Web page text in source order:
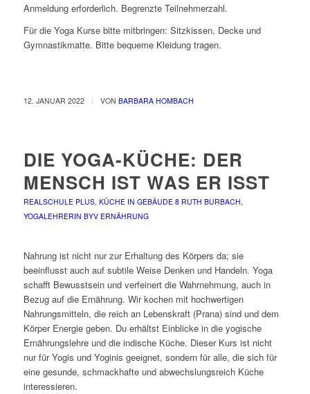
Anmeldung erforderlich. Begrenzte Teilnehmerzahl.
Für die Yoga Kurse bitte mitbringen: Sitzkissen, Decke und
Gymnastikmatte. Bitte bequeme Kleidung tragen.
12. JANUAR 2022 / VON BARBARA HOMBACH
DIE YOGA-KÜCHE: DER
MENSCH IST WAS ER ISST
REALSCHULE PLUS, KÜCHE IN GEBÄUDE 8 RUTH BURBACH,
YOGALEHRERIN BYV ERNÄHRUNG
Nahrung ist nicht nur zur Erhaltung des Körpers da; sie
beeinflusst auch auf subtile Weise Denken und Handeln. Yoga
schafft Bewusstsein und verfeinert die Wahrnehmung, auch in
Bezug auf die Ernährung. Wir kochen mit hochwertigen
Nahrungsmitteln, die reich an Lebenskraft (Prana) sind und dem
Körper Energie geben. Du erhältst Einblicke in die yogische
Ernährungslehre und die indische Küche. Dieser Kurs ist nicht
nur für Yogis und Yoginis geeignet, sondern für alle, die sich für
eine gesunde, schmackhafte und abwechslungsreich Küche
interessieren.